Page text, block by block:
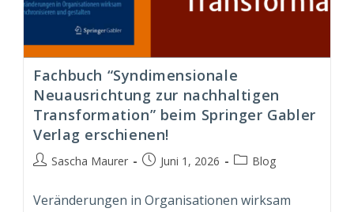
Fachbuch “Syndimensionale
Neuausrichtung zur nachhaltigen
Transformation” beim Springer Gabler
Verlag erschienen!
Beitrags-
Sascha Maurer
BeitragJuni 1, 2026
Beitrags-
Blog
Veränderungen in Organisationen wirksam